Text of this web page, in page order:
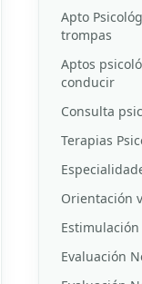
Apto
trompas
Aptos
conducir
Consulta
Terapias
Orientación
Evaluación